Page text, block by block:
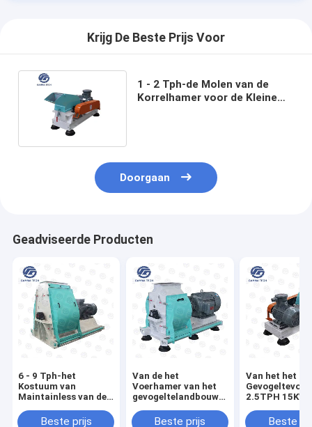
Krijg De Beste Prijs Voor
1 - 2 Tph-de Molen van de
Korrelhamer voor de Kleine
Doorgaan
Geadviseerde Producten
6 - 9 Tph-het
Kostuum van
Maintainless van de
Veegevogelte
Beste prijs
Van de het
Voerhamer van het
gevogeltelandbouwbedrijf
6tph voor Kip Duck
Beste prijs
Van het het
Gevogeltevoer
2.5TPH 15KW
Molen van de
Beste